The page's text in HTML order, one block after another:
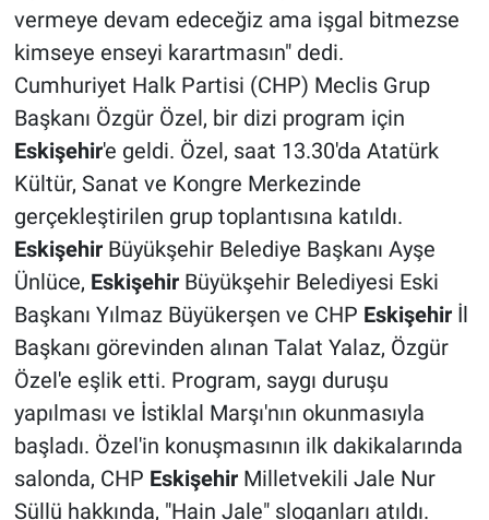
vermeye devam edeceğiz ama işgal bitmezse
kimseye enseyi karartmasın" dedi.
Cumhuriyet Halk Partisi (CHP) Meclis Grup
Başkanı Özgür Özel, bir dizi program için
Eskişehir'e geldi. Özel, saat 13.30'da Atatürk
Kültür, Sanat ve Kongre Merkezinde
gerçekleştirilen grup toplantısına katıldı.
EskişehirBüyükşehir Belediye Başkanı Ayşe
Ünlüce, EskişehirBüyükşehir Belediyesi Eski
Başkanı Yılmaz Büyükerşen ve CHP Eskişehirİl
Başkanı görevinden alınan Talat Yalaz, Özgür
Özel'e eşlik etti. Program, saygı duruşu
yapılması ve İstiklal Marşı'nın okunmasıyla
başladı. Özel'in konuşmasının ilk dakikalarında
salonda, CHP EskişehirMilletvekili Jale Nur
Süllü hakkında, "Hain Jale" sloganları atıldı.